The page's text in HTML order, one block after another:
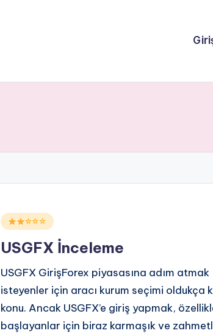
Posted☆☆☆
USGFX İnceleme
USGFX GirişForex piyasasına adım atmak
isteyenler için aracı kurum seçimi oldukça
konu. Ancak USGFX’e giriş yapmak,
başlayanlar için biraz karmaşık ve